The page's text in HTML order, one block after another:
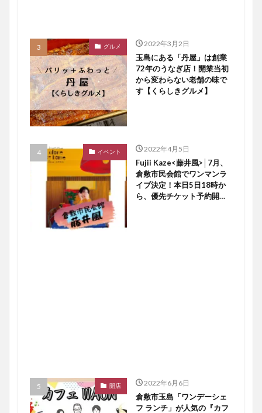
グルメ 2022年3月2日
玉島にある「丹屋」は創業
72年のうなぎ店！開業当初
から変わらない老舗の味で
す【くらしきグルメ】
イベント 2022年4月5日
Fujii Kaze<藤井風>│7月、
倉敷市民会館でワンマンラ
イブ決定！本日5日18時か
ら、優先チケット予約開始
開店 2022年6月6日
倉敷市玉島「ワンデーシェ
フ ランチ」が人気の『カフ